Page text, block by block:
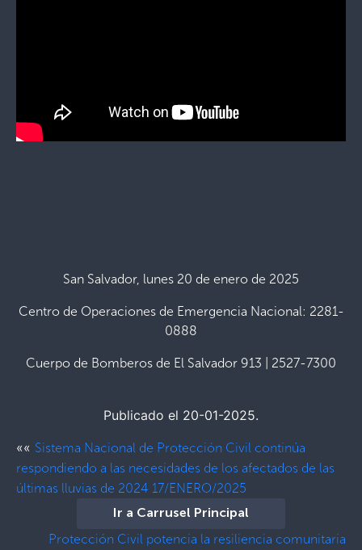
San Salvador, lunes 20 de enero de 2025
Centro de Operaciones de Emergencia Nacional: 2281-
0888
Cuerpo de Bomberos de El Salvador 913 | 2527-7300
Publicado el 20-01-2025.
«« Sistema Nacional de Protección Civil continúa
respondiendo a las necesidades de los afectados de las
últimas lluvias de 2024 17/ENERO/2025
Ir a Carrusel Principal
Protección Civil potencia la resiliencia comunitaria